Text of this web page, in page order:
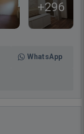
+296
WhatsApp